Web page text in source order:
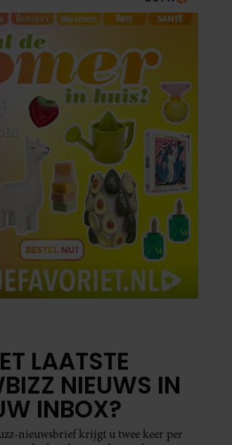
LAATSTE
NIEUWS IN
INBOX?
nieuwsbrief krijgt u twee keer per